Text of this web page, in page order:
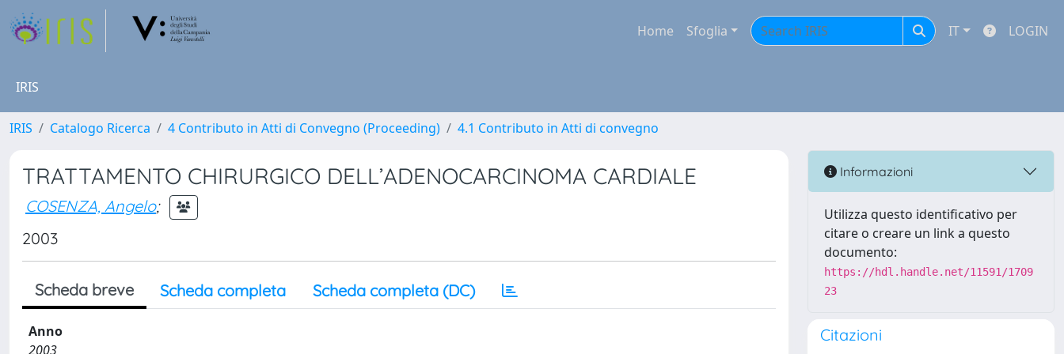
Home Sfoglia IT LOGIN
IRIS
IRIS Catalogo Ricerca 4 Contributo in Atti di Convegno (Proceeding) 4.1 Contributo in Atti di convegno
TRATTAMENTO CHIRURGICO DELL’ADENOCARCINOMA CARDIALE
COSENZA, Angelo;
2003
Scheda breve Scheda completa Scheda completa (DC)
Anno
2003
Informazioni
Utilizza questo identificativo per
citare o creare un link a questo
documento:
https://hdl.handle.net/11591/1709
23
Citazioni